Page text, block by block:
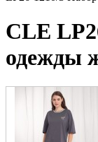
CLE
одежды